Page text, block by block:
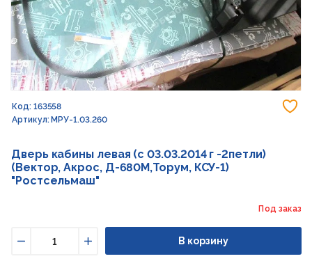
Код: 163558
Артикул: МРУ-1.03.260
Дверь кабины левая (с 03.03.2014 г -2петли)
(Вектор, Акрос, Д-680М,Торум, КСУ-1)
"Ростсельмаш"
Под заказ
Увеличить
В корзину